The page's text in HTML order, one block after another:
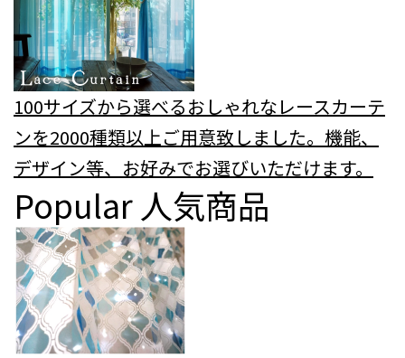
100サイズから選べるおしゃれなレースカーテ
ンを2000種類以上ご用意致しました。機能、
デザイン等、お好みでお選びいただけます。
Popular人気商品